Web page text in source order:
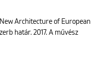
Architecture of European
határ. 2017. A művész